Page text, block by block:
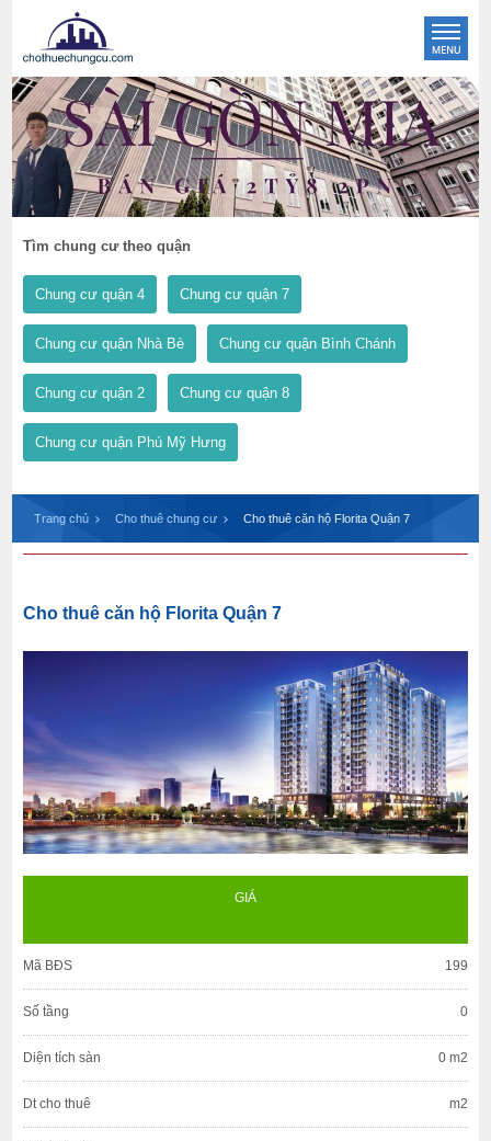
Tìm chung cư theo quận
Chung cư quận 4 Chung cư quận 7
Chung cư quận Nhà Bè Chung cư quận Bình Chánh
Chung cư quận 2 Chung cư quận 8
Chung cư quận Phú Mỹ Hưng
Trang chủ Cho thuê chung cư Cho thuê căn hộ Florita Quận 7
Cho thuê căn hộ Florita Quận 7
GIÁ
Mã BĐS 199
Số tầng 0
Diện tích sàn 0 m2
Dt cho thuê m2